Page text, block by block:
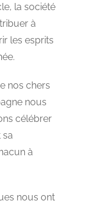
la société
à
les esprits
nos chers
nous
célébrer
sa
à
nous ont